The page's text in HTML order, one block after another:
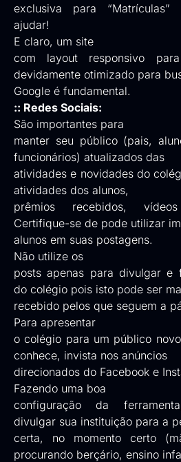
exclusiva para
ajudar!
E claro, um site
com layout responsivo
devidamente otimizado para
Google é fundamental.
:: Redes Sociais:
São importantes para
manter seu público (pais,
funcionários) atualizados das
atividades e novidades do
atividades dos alunos,
prêmios recebidos,
Certifique-se de pode utilizar
alunos em suas postagens.
Não utilize os
posts apenas para divulgar e
do colégio pois isto pode ser
recebido pelos que seguem a
Para apresentar
o colégio para um público
conhece, invista nos anúncios
direcionados do Facebook e
Fazendo uma boa
configuração da
divulgar sua instituição para a
certa, no momento certo
procurando berçário, ensino